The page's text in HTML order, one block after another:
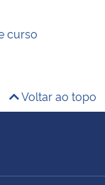
curso
Voltar ao topo